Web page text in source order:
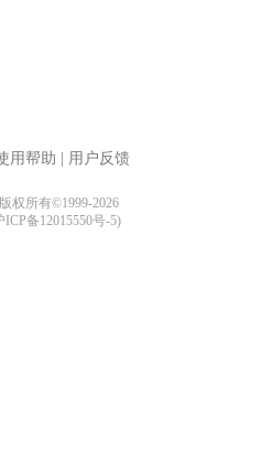
用帮助 用户反馈
权所有©1999-2026
ICP备12015550号-5)